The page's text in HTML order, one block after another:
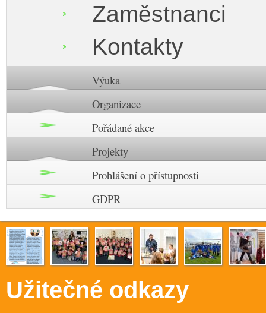
Zaměstnanci
Kontakty
Výuka
Organizace
Pořádané akce
Projekty
Prohlášení o přístupnosti
GDPR
Užitečné odkazy